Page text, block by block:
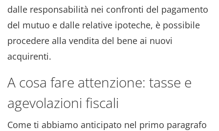
dalle responsabilità nei confronti del pagamento
del mutuo e dalle relative ipoteche, è possibile
procedere alla vendita del bene ai nuovi
acquirenti.
A cosa fare attenzione: tasse e
agevolazioni fiscali
Come ti abbiamo anticipato nel primo paragrafo